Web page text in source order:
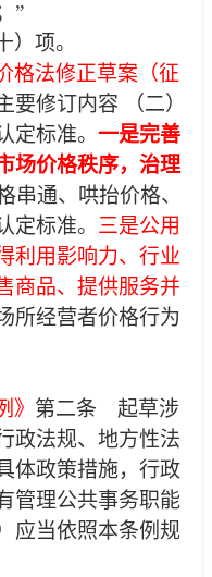
”
）项。
格法修正草案（征
要修订内容 （二）
定标准。 一是完善
场价格秩序，治理
串通、哄抬价格、
定标准。 三是公用
利用影响力、行业
商品、提供服务并
所经营者价格行为
第二条 起草涉
政法规、地方性法
体政策措施，行政
管理公共事务职能
应当依照本条例规